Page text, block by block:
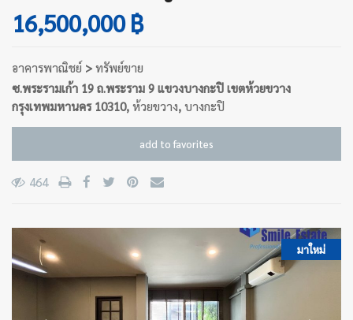
16,500,000 ฿
อาคารพาณิชย์ > ทรัพย์ขาย
ซ.พระรามเก้า 19 ถ.พระราม 9 แขวงบางกะปิ เขตห้วยขวาง
กรุงเทพมหานคร 10310, ห้วยขวาง, บางกะปิ
add to favorites
464
มาใหม่